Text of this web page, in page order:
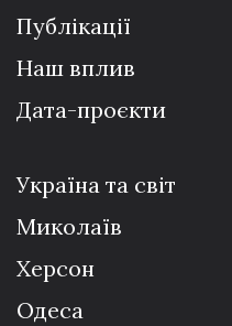
Публікації
Наш вплив
Дата-проєкти
Україна та світ
Миколаїв
Херсон
Одеса